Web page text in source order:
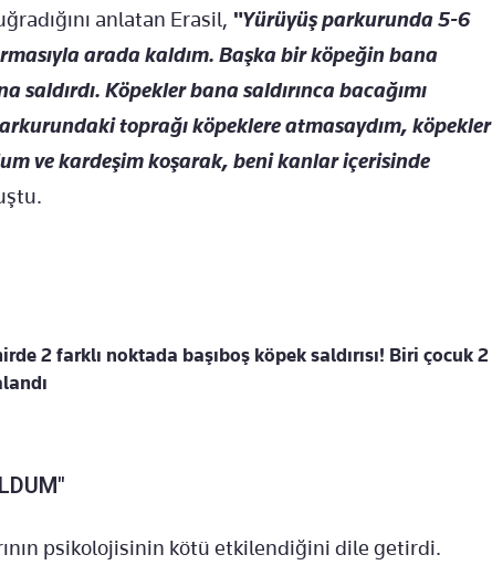
anlatan Erasil, "Yürüyüş parkurunda 5-6
arada kaldım. Başka bir köpeğin bana
saldırdı. Köpekler bana saldırınca bacağımı
toprağı köpeklere atmasaydım, köpekler
ve kardeşim koşarak, beni kanlar içerisinde
2 farklı noktada başıboş köpek saldırısı! Biri çocuk 2
psikolojisinin kötü etkilendiğini dile getirdi.